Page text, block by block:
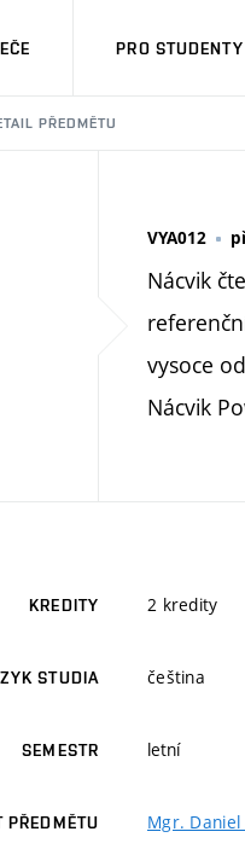
PRO STUDENTY
PŘEDMĚTU
VYA012
Nácvik
vysoce
Nácvik
KREDITY 2 kredity
STUDIA čeština
SEMESTR letní
PŘEDMĚTU Mgr. Daniel